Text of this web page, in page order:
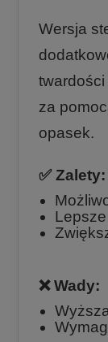
Wersja
za
opasek.
✅ Zalety:
❌ Wady: